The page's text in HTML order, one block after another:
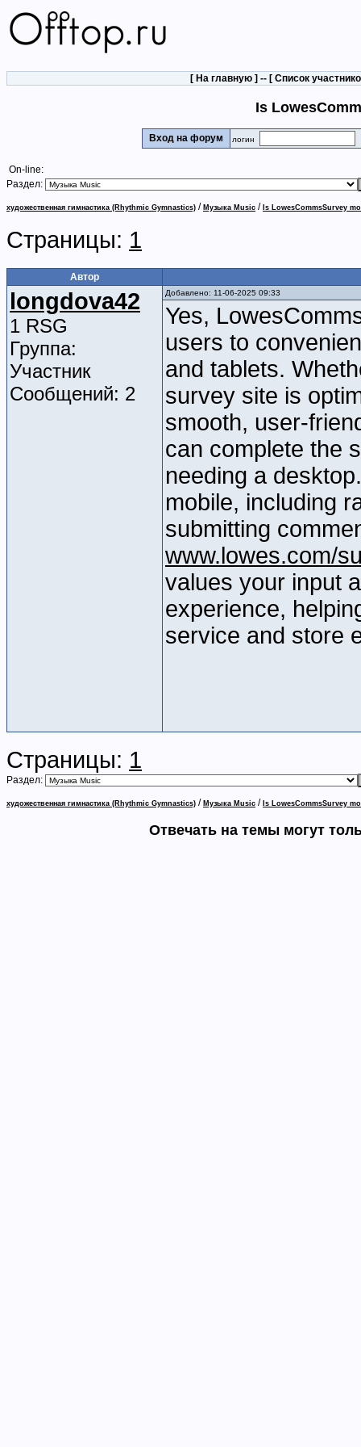
[ На главную ] -- [ Список
Is
Вход на форум логин
On-line:
Раздел:
художественная гимнастика (Rhythmic Gymnastics) / Музыка Music / Is LowesCommsSurvey
Страницы: 1
Автор
longdova42
1 RSG
Группа:
Участник
Сообщений: 2
Добавлено: 11-06-2025 09:33
Yes,
users to
and tablets.
survey site is
smooth, user-
can complete the
needing a
mobile, including
submitting
www.lowes.com/
values your input
experience,
service and store
Страницы: 1
Раздел:
художественная гимнастика (Rhythmic Gymnastics) / Музыка Music / Is LowesCommsSurvey
Отвечать на темы могут